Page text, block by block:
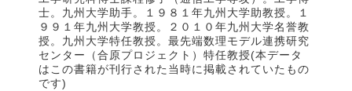
士。九州大学助手。１９８１年九州大学助教授。１
９９１年九州大学教授。２０１０年九州大学名誉教
授。九州大学特任教授。最先端数理モデル連携研究
センター（合原プロジェクト）特任教授(本データ
はこの書籍が刊行された当時に掲載されていたもの
です)